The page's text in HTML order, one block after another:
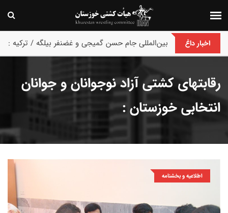
اخبار داغ
پایان رقابت های بین‌المللی جام حسن گمیجی و غضنفر بیلگه / ترکیه :
رقابتهای کشتی آزاد نوجوانان و جوانان
انتخابی خوزستان :
اطلاعیه و بخشنامه